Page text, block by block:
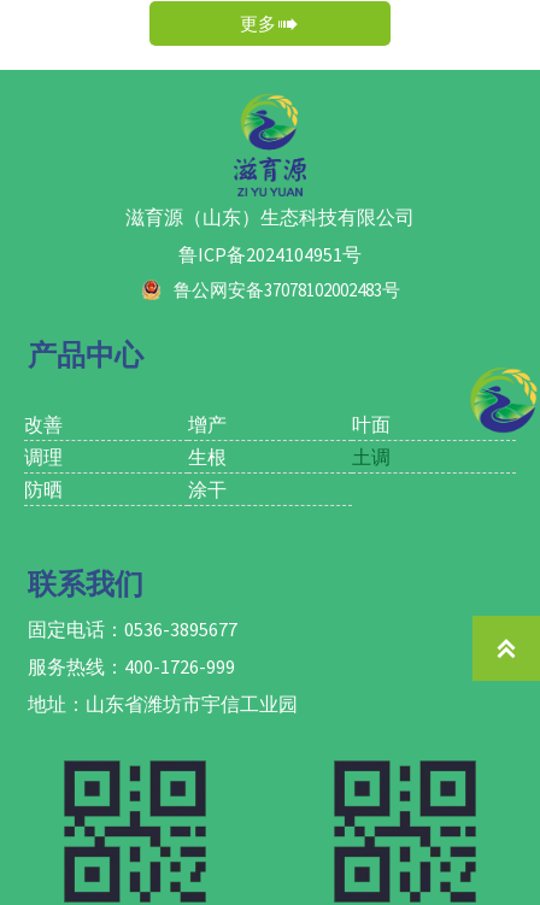
3、提高果树抗病能力、 改善果
实品质、预防果实裂果、防治果
4、促进植物细胞壁的形成和稳
定性、促进根系生长和伸长、促
5、着色好,提高果实硬度，增加
果实表光，延长货架期或贮存
施、土壤冲施滴灌；
6.本品在植物体内缓慢分解为钙
离子和二氧化碳，属于缓释钙
肥，持续释放钙源；二氧化碳直
接被作物光合作用利用，补钙同
时也补充碳元素，更加适合温室
大棚作物，使作物更加健壮。应
需补钙，防裂果、防空洞果、防
脐腐、增产提质增收、延长贮藏
期
方，提升地温；
2. 生根，促根，连续使用三次，
题；
3. 果树区月子肥，不仅滋育树
势，防止来年果实裂果、水心、
苦痘等一系列问题，还可以防止
果树“大小年”等；
4. 可以喷涂树干，对于南方作物
5. 提高单果重及果实含糖量，不
仅可以提高座果率还可以促进果
7. 提亮果面，促进果实表面蜡质
层生成，避免工业蜡对人体造成
的健康隐患；
8. 对于蔬菜类，防空洞果、裂
更多
滋育源（山东）生态科技有限公司
鲁ICP备2024104951号
鲁公网安备37078102002483号
产品中心
改善
调理
防晒
增产
生根
涂干
叶面
土调
联系我们
固定电话：0536-3895677
服务热线：400-1726-999
地址：山东省潍坊市宇信工业园
